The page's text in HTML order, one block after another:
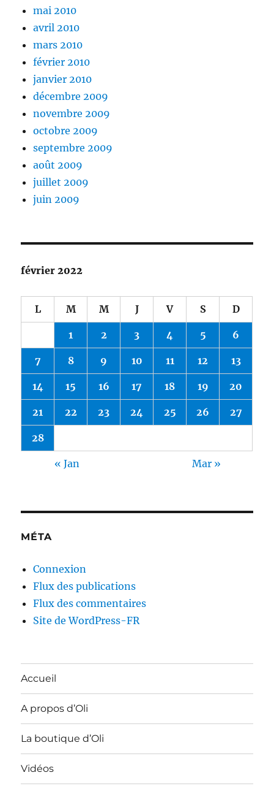
mai 2010
avril 2010
mars 2010
février 2010
janvier 2010
décembre 2009
novembre 2009
octobre 2009
septembre 2009
août 2009
juillet 2009
juin 2009
février 2022
L M M J V S D
1 2 3 4 5 6
7 8 9 10 11 12 13
14 15 16 17 18 19 20
21 22 23 24 25 26 27
28
« Jan Mar »
MÉTA
Connexion
Flux des publications
Flux des commentaires
Site de WordPress-FR
Accueil
A propos d’Oli
La boutique d’Oli
Vidéos